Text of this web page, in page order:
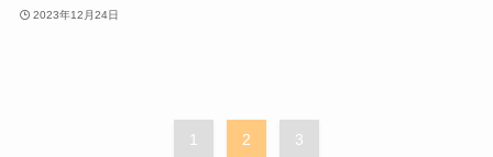
2023年12月24日
1 2 3